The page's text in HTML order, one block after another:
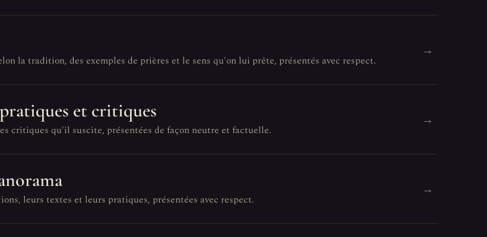
la tradition, des exemples de prières et le sens qu'on lui prête, présentés avec respect.
→
et critiques
critiques qu'il suscite, présentées de façon neutre et factuelle.
→
leurs textes et leurs pratiques, présentées avec respect.
→